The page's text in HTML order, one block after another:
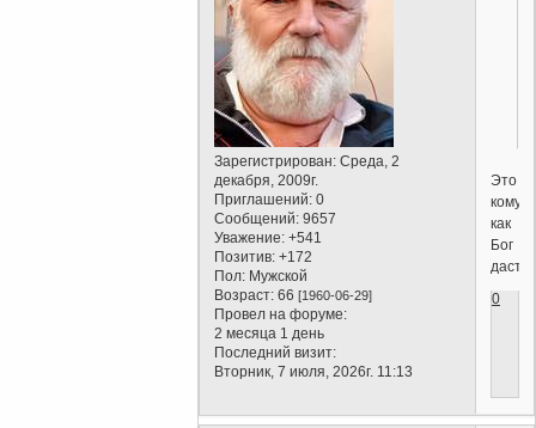
Зарегистрирован: Среда, 2
декабря, 2009г.
Приглашений: 0
Сообщений: 9657
Уважение: +541
Позитив: +172
Пол: Мужской
Возраст: 66[1960-06-29]
Провел на форуме:
2 месяца 1 день
Последний визит:
Вторник, 7 июля, 2026г. 11:13
Это
кому
как
Бог
даст
0